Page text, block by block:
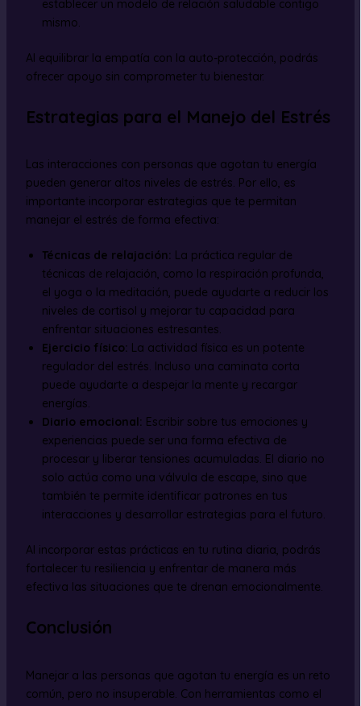
establecer un modelo de relación saludable contigo
mismo.
Al equilibrar la empatía con la auto-protección, podrás
ofrecer apoyo sin comprometer tu bienestar.
Estrategias para el Manejo del Estrés
Las interacciones con personas que agotan tu energía
pueden generar altos niveles de estrés. Por ello, es
importante incorporar estrategias que te permitan
manejar el estrés de forma efectiva:
Técnicas de relajación: La práctica regular de
técnicas de relajación, como la respiración profunda,
el yoga o la meditación, puede ayudarte a reducir los
niveles de cortisol y mejorar tu capacidad para
enfrentar situaciones estresantes.
Ejercicio físico: La actividad física es un potente
regulador del estrés. Incluso una caminata corta
puede ayudarte a despejar la mente y recargar
energías.
Diario emocional: Escribir sobre tus emociones y
experiencias puede ser una forma efectiva de
procesar y liberar tensiones acumuladas. El diario no
solo actúa como una válvula de escape, sino que
también te permite identificar patrones en tus
interacciones y desarrollar estrategias para el futuro.
Al incorporar estas prácticas en tu rutina diaria, podrás
fortalecer tu resiliencia y enfrentar de manera más
efectiva las situaciones que te drenan emocionalmente.
Conclusión
Manejar a las personas que agotan tu energía es un reto
común, pero no insuperable. Con herramientas como el